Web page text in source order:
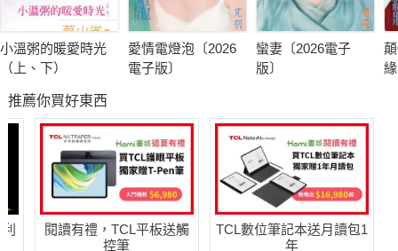
小溫粥的暖愛時光
（上、下）
愛情電燈泡〔2026
電子版〕
蠻妻〔2026電子
版〕
推薦你買好東西
閱讀有禮，TCL平板送觸
控筆
TCL數位筆記本送月讀包1
年